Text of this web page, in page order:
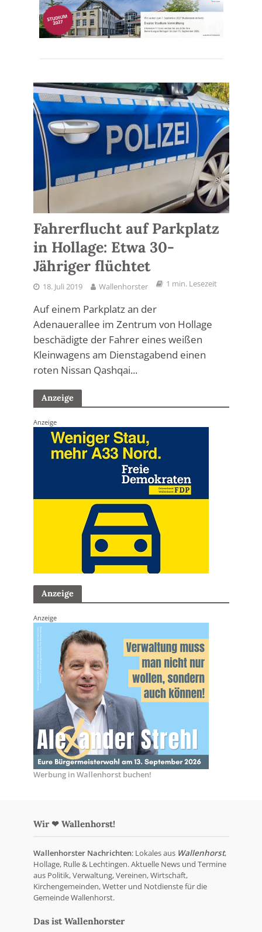
Fahrerflucht auf Parkplatz
in Hollage: Etwa 30-
Jähriger flüchtet
18. Juli 2019 Wallenhorster 1 min. Lesezeit
Auf einem Parkplatz an der
Adenauerallee im Zentrum von Hollage
beschädigte der Fahrer eines weißen
Kleinwagens am Dienstagabend einen
roten Nissan Qashqai...
Anzeige
Anzeige
Anzeige
Anzeige
Werbung in Wallenhorst buchen!
Wir ❤ Wallenhorst!
Wallenhorster Nachrichten: Lokales aus Wallenhorst,
Hollage, Rulle & Lechtingen. Aktuelle News und Termine
aus Politik, Verwaltung, Vereinen, Wirtschaft,
Kirchengemeinden, Wetter und Notdienste für die
Gemeinde Wallenhorst.
Das ist Wallenhorster